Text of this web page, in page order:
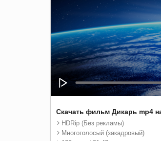
Скачать фильм Дикарь mp4
HDRip (Без рекламы)
Многоголосый (закадровый)